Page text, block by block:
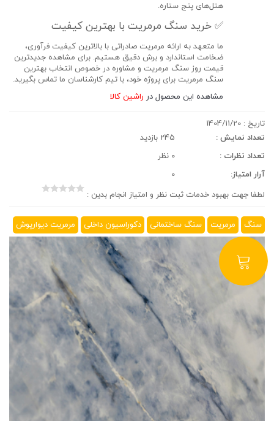
هتل‌های پنج ستاره.
✅ خرید سنگ مرمریت با بهترین کیفیت
ما متعهد به ارائه مرمریت صادراتی با بالاترین کیفیت فرآوری،
ضخامت استاندارد و برش دقیق هستیم. برای مشاهده جدیدترین
قیمت روز سنگ مرمریت و مشاوره در خصوص انتخاب بهترین
سنگ مرمریت برای پروژه خود، با تیم کارشناسان ما تماس بگیرید.
مشاهده این محصول در راشین کالا
تاریخ : 1404/11/20
تعداد نمایش :
245 بازدید
تعداد نظرات :
0 نظر
آرار امتیاز:
0
لطفا جهت بهبود خدمات ثبت نظر و امتیاز انجام بدین :
سنگ مرمریت سنگ ساختمانی دکوراسیون داخلی مرمریت دیوارپوش